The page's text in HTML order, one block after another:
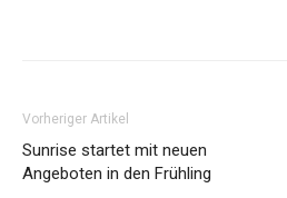
Vorheriger Artikel
Sunrise startet mit neuen
Angeboten in den Frühling